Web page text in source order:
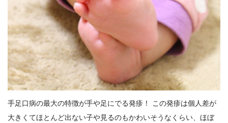
手足口病の最大の特徴が手や足にでる発疹！ この発疹は個人差が
大きくてほとんど出ない子や見るのもかわいそうなくらい、ほぼ